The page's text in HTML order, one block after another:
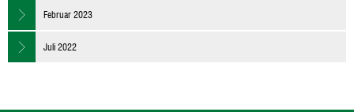
Rothenbergstraße
Februar 2023
Juli 2022